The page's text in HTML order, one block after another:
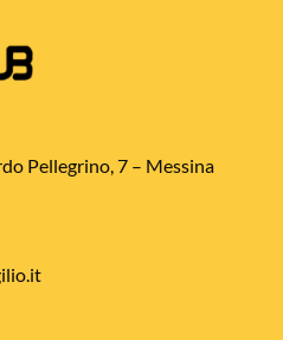
Pellegrino, 7 – Messina